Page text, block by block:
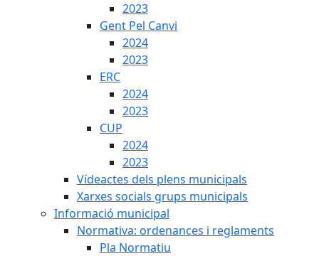
2023
Gent Pel Canvi
2024
2023
ERC
2024
2023
CUP
2024
2023
Vídeactes dels plens municipals
Xarxes socials grups municipals
Informació municipal
Normativa: ordenances i reglaments
Pla Normatiu